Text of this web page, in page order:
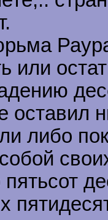
или
оставил
либо